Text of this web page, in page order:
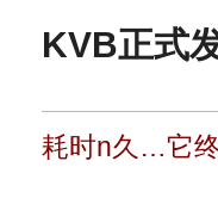
KVB正式
耗时n久…它